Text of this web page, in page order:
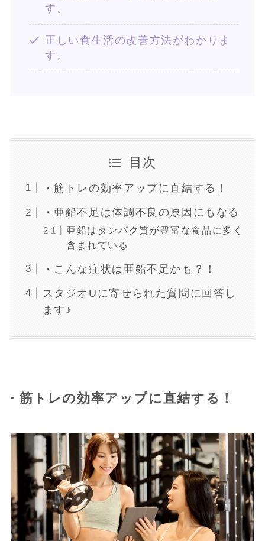
す。
正しい食生活の改善方法がわかりま
す。
目次
・筋トレの効率アップに直結する！
・亜鉛不足は体調不良の原因にもなる
亜鉛はタンパク質が豊富な食品に多く
含まれている
・こんな症状は亜鉛不足かも？！
スタジオUに寄せられた質問に回答し
ます♪
・筋トレの効率アップに直結する！